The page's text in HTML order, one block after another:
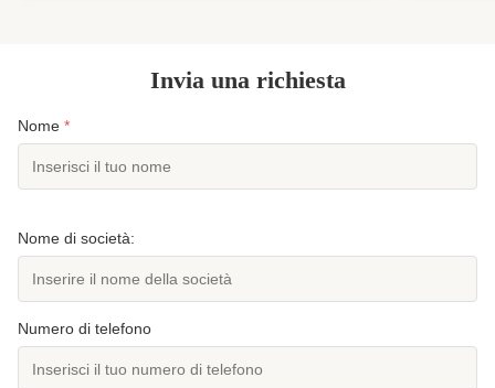
Invia una richiesta
Nome *
Nome di società:
Numero di telefono